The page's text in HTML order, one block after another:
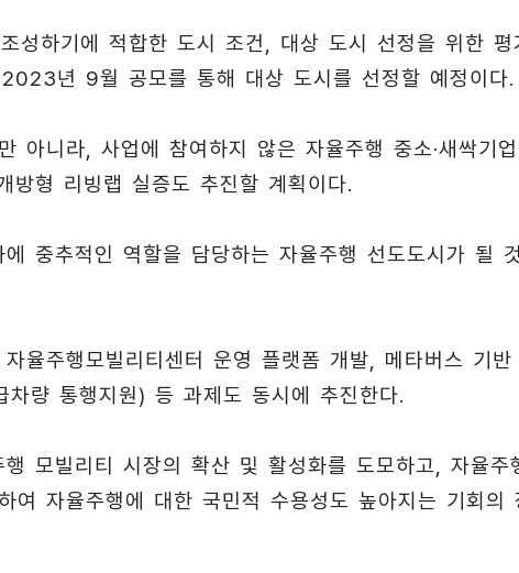
성하기에 적합한 도시 조건, 대상 도시 선정을 위한 평
년 9월 공모를 통해 대상 도시를 선정할 예정이다.
아니라, 사업에 참여하지 않은 자율주행 중소·새싹기
형 리빙랩 실증도 추진할 계획이다.
중추적인 역할을 담당하는 자율주행 선도도시가 될
율주행모빌리티센터 운영 플랫폼 개발, 메타버스 기반
량 통행지원) 등 과제도 동시에 추진한다.
모빌리티 시장의 확산 및 활성화를 도모하고, 자율주
여 자율주행에 대한 국민적 수용성도 높아지는 기회의